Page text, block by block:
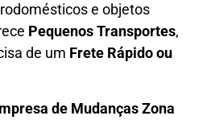
e objetos
Pequenos Transportes,
de um Frete Rápido ou
de Mudanças Zona